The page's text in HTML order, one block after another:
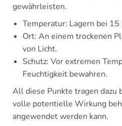
gewährleisten.
Temperatur: Lagern bei 15
Ort: An einem trockenen
von Licht.
Schutz: Vor extremen
Feuchtigkeit bewahren.
All diese Punkte tragen dazu
volle potentielle Wirkung
angewendet werden kann.